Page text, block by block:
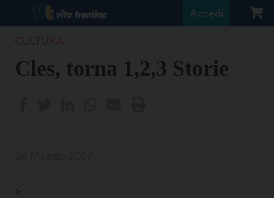
Accedi
Cles, torna 1,2,3 Storie
>